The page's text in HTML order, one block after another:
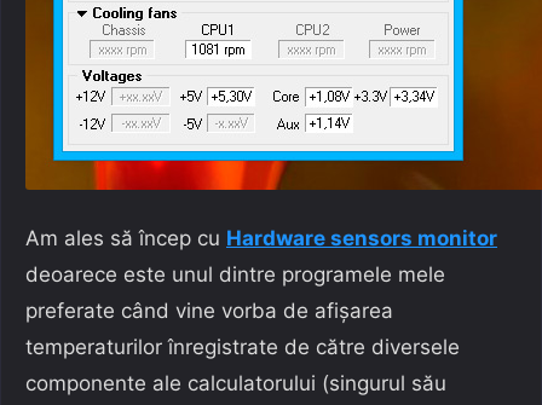
Am ales să încep cu Hardware sensors monitor
deoarece este unul dintre programele mele
preferate când vine vorba de afișarea
temperaturilor înregistrate de către diversele
componente ale calculatorului (singurul său